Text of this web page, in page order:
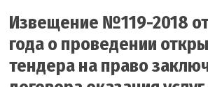
Извещение №119-2018 от
года о проведении
тендера на право